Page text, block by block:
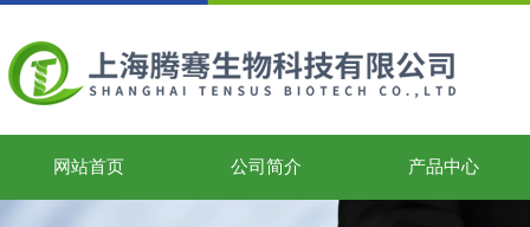
网站首页 公司简介 产品中心